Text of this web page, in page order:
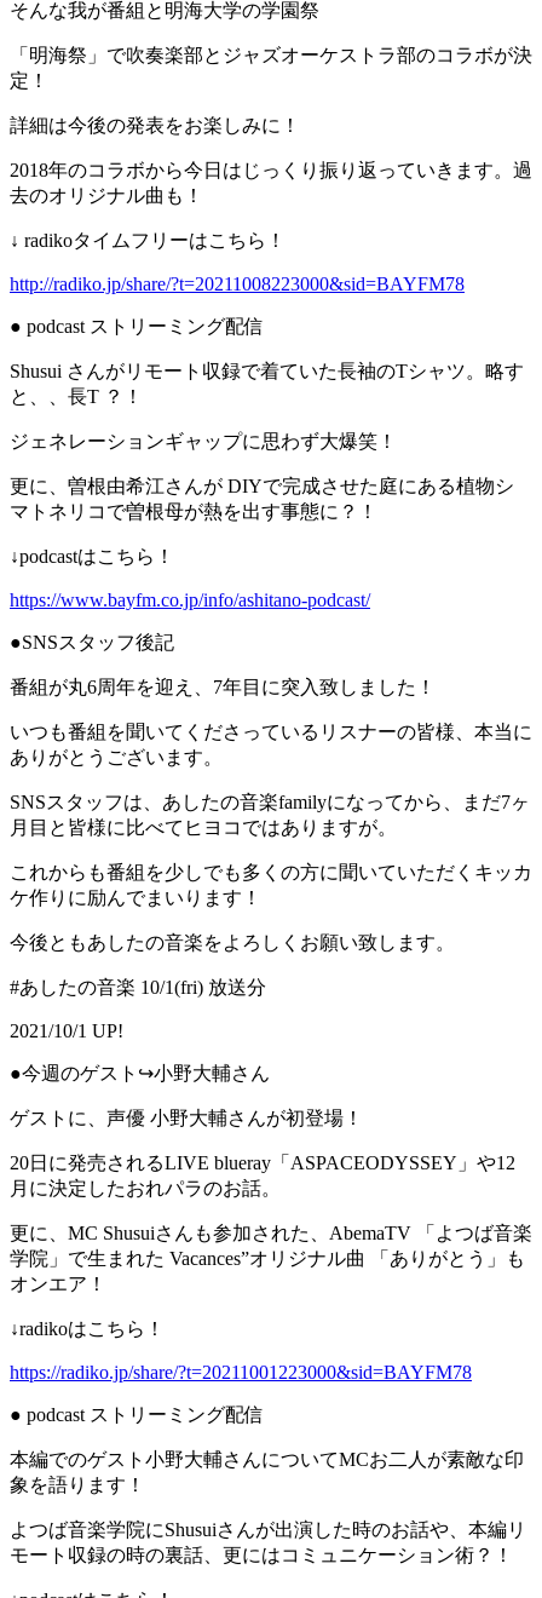
そんな我が番組と明海大学の学園祭
「明海祭」で吹奏楽部とジャズオーケストラ部のコラボが決
定！
詳細は今後の発表をお楽しみに！
2018年のコラボから今日はじっくり振り返っていきます。過
去のオリジナル曲も！
↓ radikoタイムフリーはこちら！
http://radiko.jp/share/?t=20211008223000&sid=BAYFM78
● podcast ストリーミング配信
Shusui さんがリモート収録で着ていた長袖のTシャツ。略す
と、、長T ？！
ジェネレーションギャップに思わず大爆笑！
更に、曽根由希江さんが DIYで完成させた庭にある植物シ
マトネリコで曽根母が熱を出す事態に？！
↓podcastはこちら！
https://www.bayfm.co.jp/info/ashitano-podcast/
●SNSスタッフ後記
番組が丸6周年を迎え、7年目に突入致しました！
いつも番組を聞いてくださっているリスナーの皆様、本当に
ありがとうございます。
SNSスタッフは、あしたの音楽familyになってから、まだ7ヶ
月目と皆様に比べてヒヨコではありますが。
これからも番組を少しでも多くの方に聞いていただくキッカ
ケ作りに励んでまいります！
今後ともあしたの音楽をよろしくお願い致します。
#あしたの音楽 10/1(fri) 放送分
2021/10/1 UP!
●今週のゲスト↪︎小野大輔さん
ゲストに、声優 小野大輔さんが初登場！
20日に発売されるLIVE blueray「ASPACEODYSSEY」や12
月に決定したおれパラのお話。
更に、MC Shusuiさんも参加された、AbemaTV 「よつば音楽
学院」で生まれた Vacances”オリジナル曲 「ありがとう」も
オンエア！
↓radikoはこちら！
https://radiko.jp/share/?t=20211001223000&sid=BAYFM78
● podcast ストリーミング配信
本編でのゲスト小野大輔さんについてMCお二人が素敵な印
象を語ります！
よつば音楽学院にShusuiさんが出演した時のお話や、本編リ
モート収録の時の裏話、更にはコミュニケーション術？！